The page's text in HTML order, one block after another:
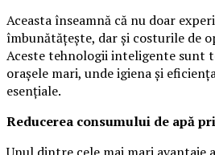
Aceasta înseamnă că nu doar
îmbunătățește, dar și costurile de
Aceste tehnologii inteligente sunt
orașele mari, unde igiena și
esențiale.
Reducerea consumului de apă